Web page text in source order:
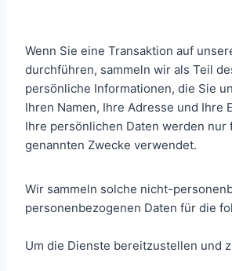
Wenn Sie eine Transaktion auf
durchführen, sammeln wir als Teil
persönliche Informationen, die Sie
Ihren Namen, Ihre Adresse und Ihre
Ihre persönlichen Daten werden nur
genannten Zwecke verwendet.
Wir sammeln solche nicht-
personenbezogenen Daten für die
Um die Dienste bereitzustellen und